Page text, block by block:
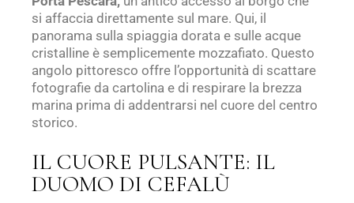
si affaccia direttamente sul mare. Qui, il
panorama sulla spiaggia dorata e sulle acque
cristalline è semplicemente mozzafiato. Questo
angolo pittoresco offre l’opportunità di scattare
fotografie da cartolina e di respirare la brezza
marina prima di addentrarsi nel cuore del centro
storico.
IL CUORE PULSANTE: IL
DUOMO DI CEFALÙ